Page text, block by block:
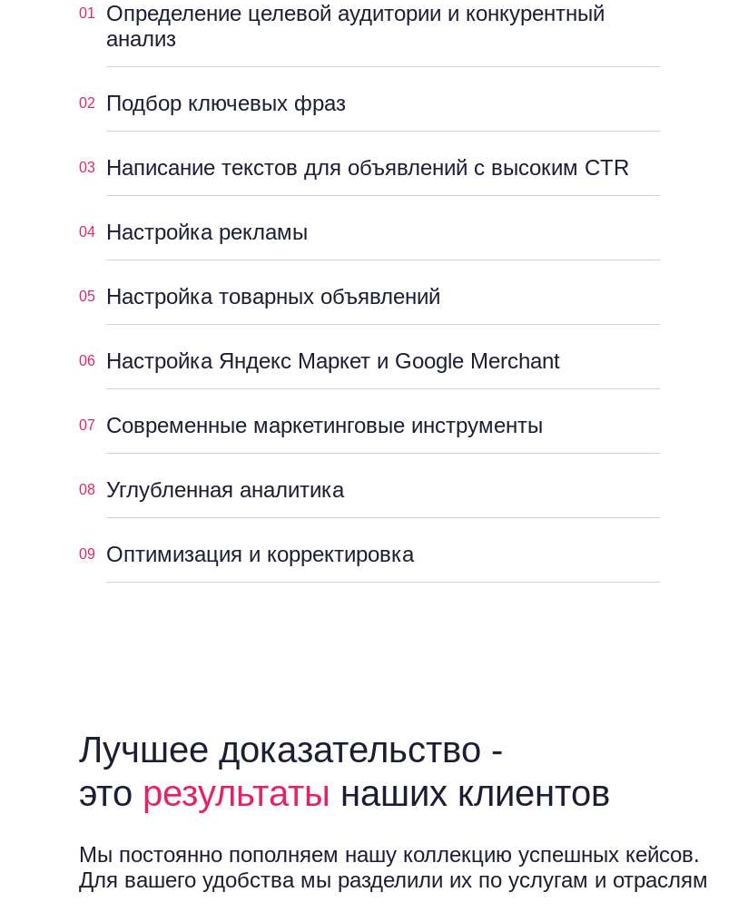
01
Определение целевой аудитории и конкурентный
анализ
02 Подбор ключевых фраз
03 Написание текстов для объявлений с высоким CTR
04 Настройка рекламы
05 Настройка товарных объявлений
06 Настройка Яндекс Маркет и Google Merchant
07 Современные маркетинговые инструменты
08 Углубленная аналитика
09 Оптимизация и корректировка
Лучшее доказательство -
это результаты наших клиентов
Мы постоянно пополняем нашу коллекцию успешных кейсов.
Для вашего удобства мы разделили их по услугам и отраслям